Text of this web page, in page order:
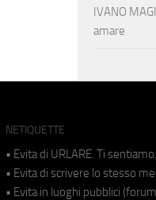
IVANO
amare
NETIQUETTE
• Evita di URLARE. Ti sentiamo.
• Evita di scrivere lo stesso
• Evita in luoghi pubblici